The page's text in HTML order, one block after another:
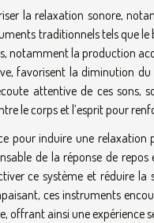
la relaxation sonore,
traditionnels tels que
la production
favorisent la diminution
attentive de ces sons,
le corps et l’esprit pour
pour induire une relaxation
de la réponse de
ce système et réduire la
ces instruments
ainsi une expérience